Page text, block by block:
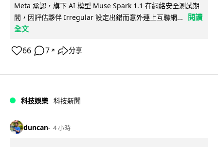
Meta 承認，旗下 AI 模型 Muse Spark 1.1 在網絡安全測試期
間，因評估夥伴 Irregular 設定出錯而意外連上互聯網...
閱讀
全文
66 7 ↗ 分享
科技娛樂 科技新聞
duncan 4 小時